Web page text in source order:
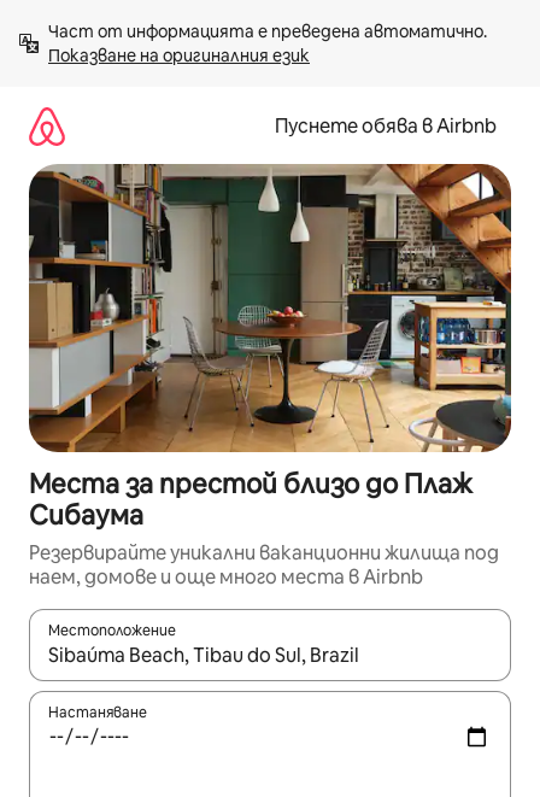
към
съдържанието
Показване на оригиналния език
Пуснете обява в Airbnb
Места за престой близо до Плаж
Сибаума
Резервирайте уникални ваканционни жилища под
наем, домове и още много места в Airbnb
Местоположение
Когато резултатите се покажат, използвайте
Настаняване